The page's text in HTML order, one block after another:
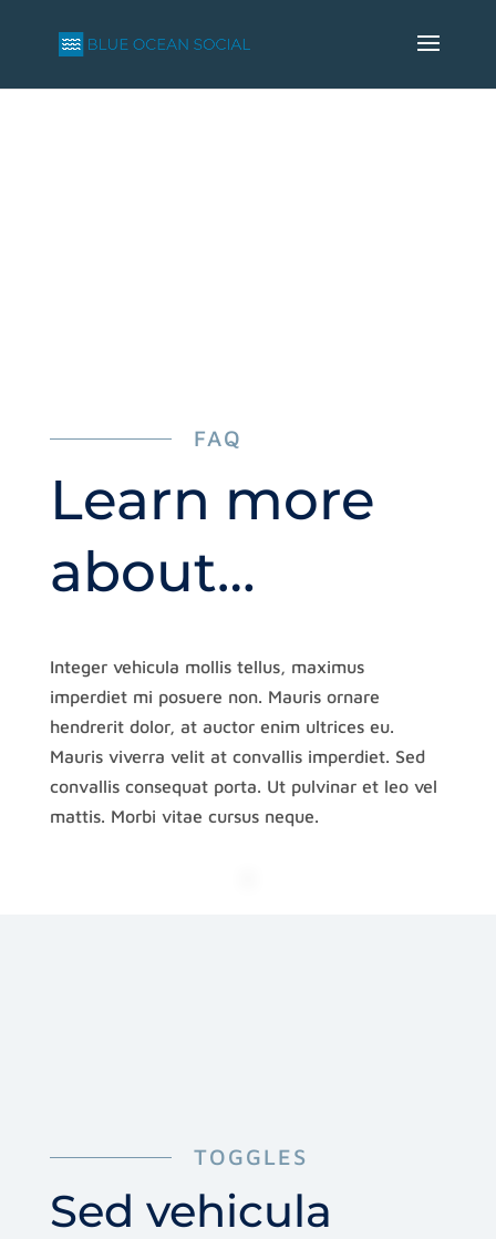
FAQ
Learn more
about…
Integer vehicula mollis tellus, maximus
imperdiet mi posuere non. Mauris ornare
hendrerit dolor, at auctor enim ultrices eu.
Mauris viverra velit at convallis imperdiet. Sed
convallis consequat porta. Ut pulvinar et leo vel
mattis. Morbi vitae cursus neque.
TOGGLES
Sed vehicula